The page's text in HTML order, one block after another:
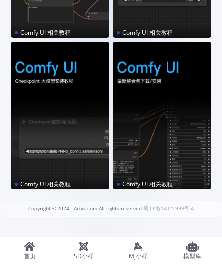
Comfy UI 相关教程
ComfyUI｜工作流的节点介
Comfy UI 相关教程
ComfyUI｜Lora模型安装教
Comfy UI 相关教程 Comfy UI 相关教程
Copyright © 2024- Aixyk.com All rights reserved 蜀ICP备14021999号-4
首页 SD小样 Mj小样 模型库